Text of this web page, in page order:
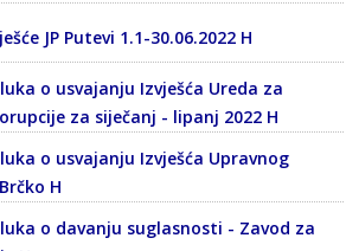
JP Putevi 1.1-30.06.2022 H
o usvajanju Izvješća Ureda za
za siječanj - lipanj 2022 H
o usvajanju Izvješća Upravnog
H
o davanju suglasnosti - Zavod za